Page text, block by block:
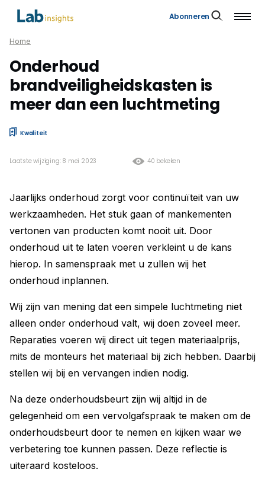
Abonneren
Home
Onderhoud
brandveiligheidskasten is
meer dan een luchtmeting
Kwaliteit
40 bekeken
Laatste wijziging: 8 mei 2023
Jaarlijks onderhoud zorgt voor continuïteit van uw
werkzaamheden. Het stuk gaan of mankementen
vertonen van producten komt nooit uit. Door
onderhoud uit te laten voeren verkleint u de kans
hierop. In samenspraak met u zullen wij het
onderhoud inplannen.
Wij zijn van mening dat een simpele luchtmeting niet
alleen onder onderhoud valt, wij doen zoveel meer.
Reparaties voeren wij direct uit tegen materiaalprijs,
mits de monteurs het materiaal bij zich hebben. Daarbij
stellen wij bij en vervangen indien nodig.
Na deze onderhoudsbeurt zijn wij altijd in de
gelegenheid om een vervolgafspraak te maken om de
onderhoudsbeurt door te nemen en kijken waar we
verbetering toe kunnen passen. Deze reflectie is
uiteraard kosteloos.